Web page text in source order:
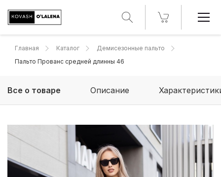
Главная Каталог
Демисезонные пальто
Пальто Прованс средней длинны 46
Все о товаре Описание